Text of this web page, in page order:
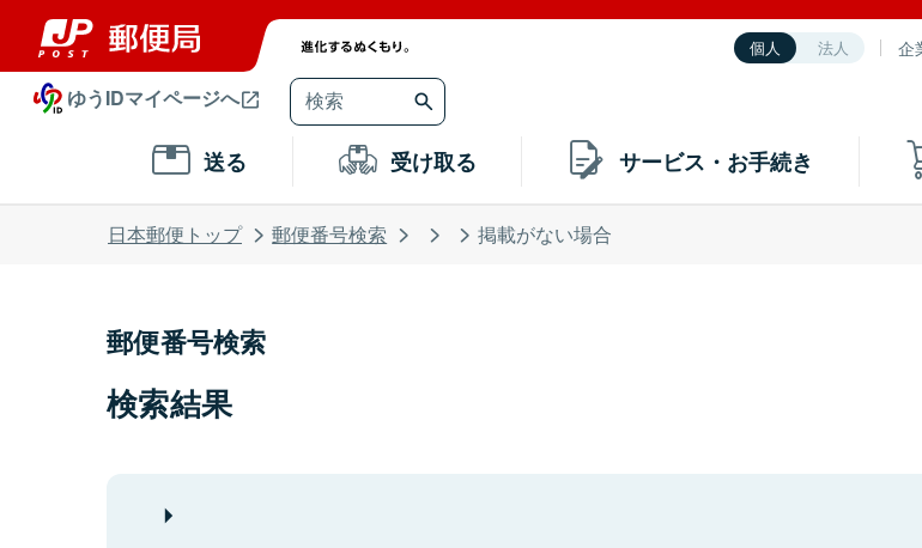
個人 法人 企
ゆうIDマイページへ
送る 受け取る サービス・お手続き
日本郵便トップ 郵便番号検索 掲載がない場合
郵便番号検索
検索結果